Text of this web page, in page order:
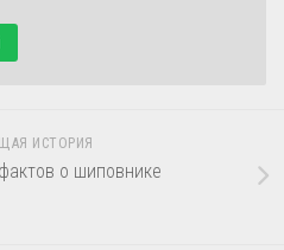
ИСТОРИЯ
о шиповнике